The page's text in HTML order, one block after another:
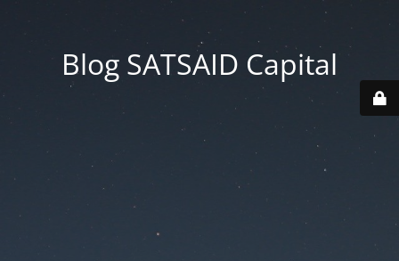
Blog SATSAID Capital